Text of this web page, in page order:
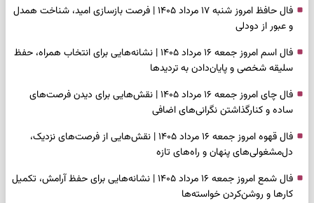
فال حافظ امروز شنبه ۱۷ مرداد ۱۴۰۵ | فرصت بازسازی امید، شناخت همدل
و عبور از دودلی
فال اسم امروز جمعه ۱۶ مرداد ۱۴۰۵ | نشانه‌هایی برای انتخاب همراه، حفظ
سلیقه شخصی و پایان‌دادن به تردیدها
فال چای امروز جمعه ۱۶ مرداد ۱۴۰۵ | نقش‌هایی برای دیدن فرصت‌های
ساده و کنارگذاشتن نگرانی‌های اضافی
فال قهوه امروز جمعه ۱۶ مرداد ۱۴۰۵ | نقش‌هایی از فرصت‌های نزدیک،
دل‌مشغولی‌های پنهان و راه‌های تازه
فال شمع امروز جمعه ۱۶ مرداد ۱۴۰۵ | نشانه‌هایی برای حفظ آرامش، تکمیل
کارها و روشن‌کردن خواسته‌ها